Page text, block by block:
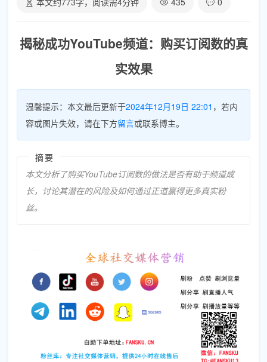
揭秘成功YouTube频道：购买订阅数的真
实效果
温馨提示：本文最后更新于2024年12月19日 22:01 ，若内
容或图片失效，请在下方留言或联系博主。
摘要
本文分析了购买YouTube订阅数的做法是否有助于频道成
长，讨论其潜在的风险及如何通过正道赢得更多真实粉
丝。